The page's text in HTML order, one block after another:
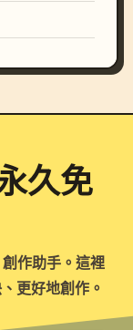
久免
作助手。這裡
更好地創作。